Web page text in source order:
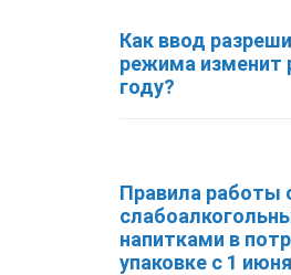
Как ввод
режима изменит
году?
Правила работы
напитками в
упаковке с 1